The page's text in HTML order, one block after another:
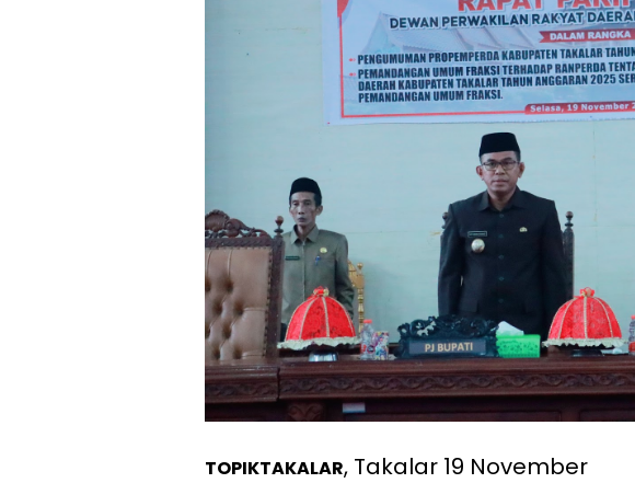
TOPIKTAKALAR, Takalar 19 November